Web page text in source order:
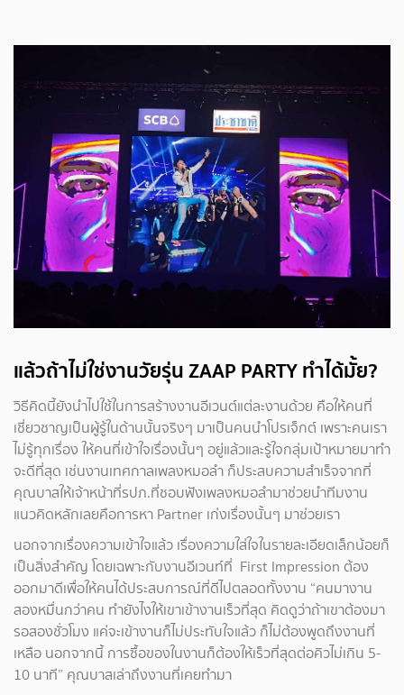
แล้วถ้าไม่ใช่งานวัยรุ่น ZAAP PARTY ทำได้มั้ย?
วิธีคิดนี้ยังนำไปใช้ในการสร้างงานอีเวนต์แต่ละงานด้วย คือให้คนที่
เชี่ยวชาญเป็นผู้รู้ในด้านนั้นจริงๆ มาเป็นคนนำโปรเจ็กต์ เพราะคนเรา
ไม่รู้ทุกเรื่อง ให้คนที่เข้าใจเรื่องนั้นๆ อยู่แล้วและรู้ใจกลุ่มเป้าหมายมาทำ
จะดีที่สุด เช่นงานเทศกาลเพลงหมอลำ ก็ประสบความสำเร็จจากที่
คุณบาสให้เจ้าหน้าที่รปภ.ที่ชอบฟังเพลงหมอลำมาช่วยนำทีมงาน
แนวคิดหลักเลยคือการหา Partner เก่งเรื่องนั้นๆ มาช่วยเรา
นอกจากเรื่องความเข้าใจแล้ว เรื่องความใส่ใจในรายละเอียดเล็กน้อยก็
เป็นสิ่งสำคัญ โดยเฉพาะกับงานอีเวนท์ที่ First Impression ต้อง
ออกมาดีเพื่อให้คนได้ประสบการณ์ที่ดีไปตลอดทั้งงาน “คนมางาน
สองหมื่นกว่าคน ทำยังไงให้เขาเข้างานเร็วที่สุด คิดดูว่าถ้าเขาต้องมา
รอสองชั่วโมง แค่จะเข้างานก็ไม่ประทับใจแล้ว ก็ไม่ต้องพูดถึงงานที่
เหลือ นอกจากนี้ การซื้อของในงานก็ต้องให้เร็วที่สุดต่อคิวไม่เกิน 5-
10 นาที” คุณบาสเล่าถึงงานที่เคยทำมา